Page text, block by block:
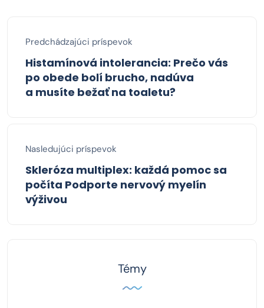
Predchádzajúci príspevok
Histamínová intolerancia: Prečo vás
po obede bolí brucho, nadúva
a musíte bežať na toaletu?
Nasledujúci príspevok
Skleróza multiplex: každá pomoc sa
počíta Podporte nervový myelín
výživou
Témy